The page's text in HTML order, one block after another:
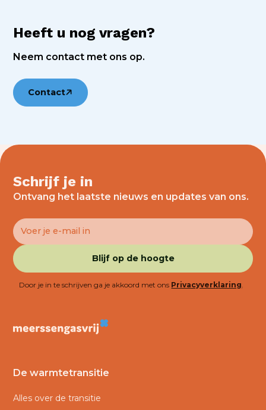
Heeft u nog vragen?
Neem contact met ons op.
Contact
Schrijf je in
Ontvang het laatste nieuws en updates van ons.
Door je in te schrijven ga je akkoord met ons Privacyverklaring
De warmtetransitie
Alles over de transitie